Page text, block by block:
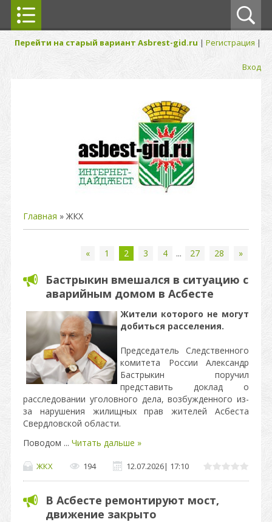
Перейти на старый вариант Asbrest-gid.ru | Регистрация |
Вход
Главная »ЖКХ
« 1 2 3 4 ... 27 28 »
Бастрыкин вмешался в ситуацию с
аварийным домом в Асбесте
Жители которого не могут
добиться расселения.
Председатель Следственного
комитета России Александр
Бастрыкин поручил
представить доклад о
расследовании уголовного дела, возбужденного из-
за нарушения жилищных прав жителей Асбеста
Свердловской области.
Поводом ... Читать дальше »
ЖКХ 194 12.07.2026| 17:10
В Асбесте ремонтируют мост,
движение закрыто